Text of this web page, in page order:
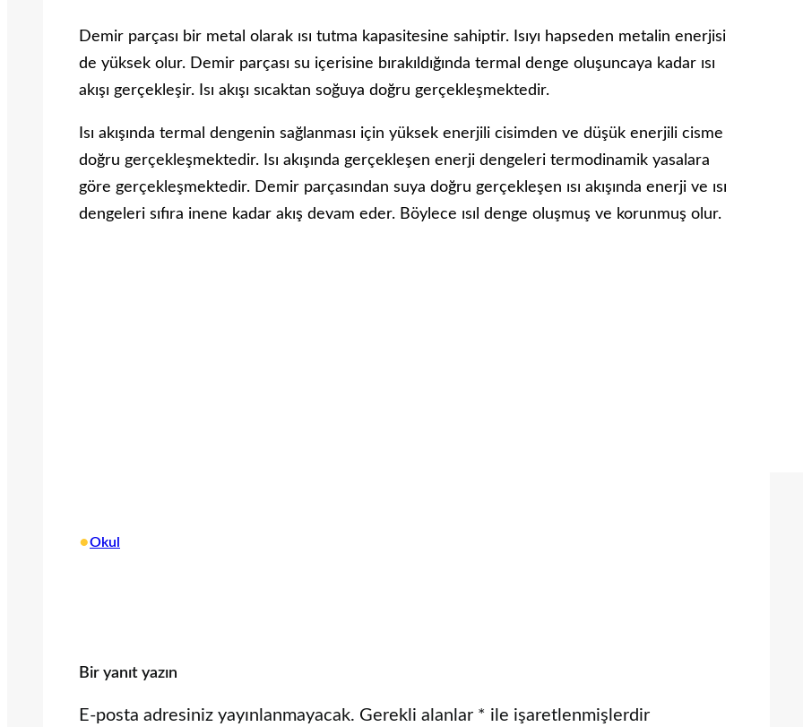
Demir parçası bir metal olarak ısı tutma kapasitesine sahiptir. Isıyı hapseden metalin enerjisi
de yüksek olur. Demir parçası su içerisine bırakıldığında termal denge oluşuncaya kadar ısı
akışı gerçekleşir. Isı akışı sıcaktan soğuya doğru gerçekleşmektedir.
Isı akışında termal dengenin sağlanması için yüksek enerjili cisimden ve düşük enerjili cisme
doğru gerçekleşmektedir. Isı akışında gerçekleşen enerji dengeleri termodinamik yasalara
göre gerçekleşmektedir. Demir parçasından suya doğru gerçekleşen ısı akışında enerji ve ısı
dengeleri sıfıra inene kadar akış devam eder. Böylece ısıl denge oluşmuş ve korunmuş olur.
•Okul
Bir yanıt yazın
E-posta adresiniz yayınlanmayacak. Gerekli alanlar * ile işaretlenmişlerdir